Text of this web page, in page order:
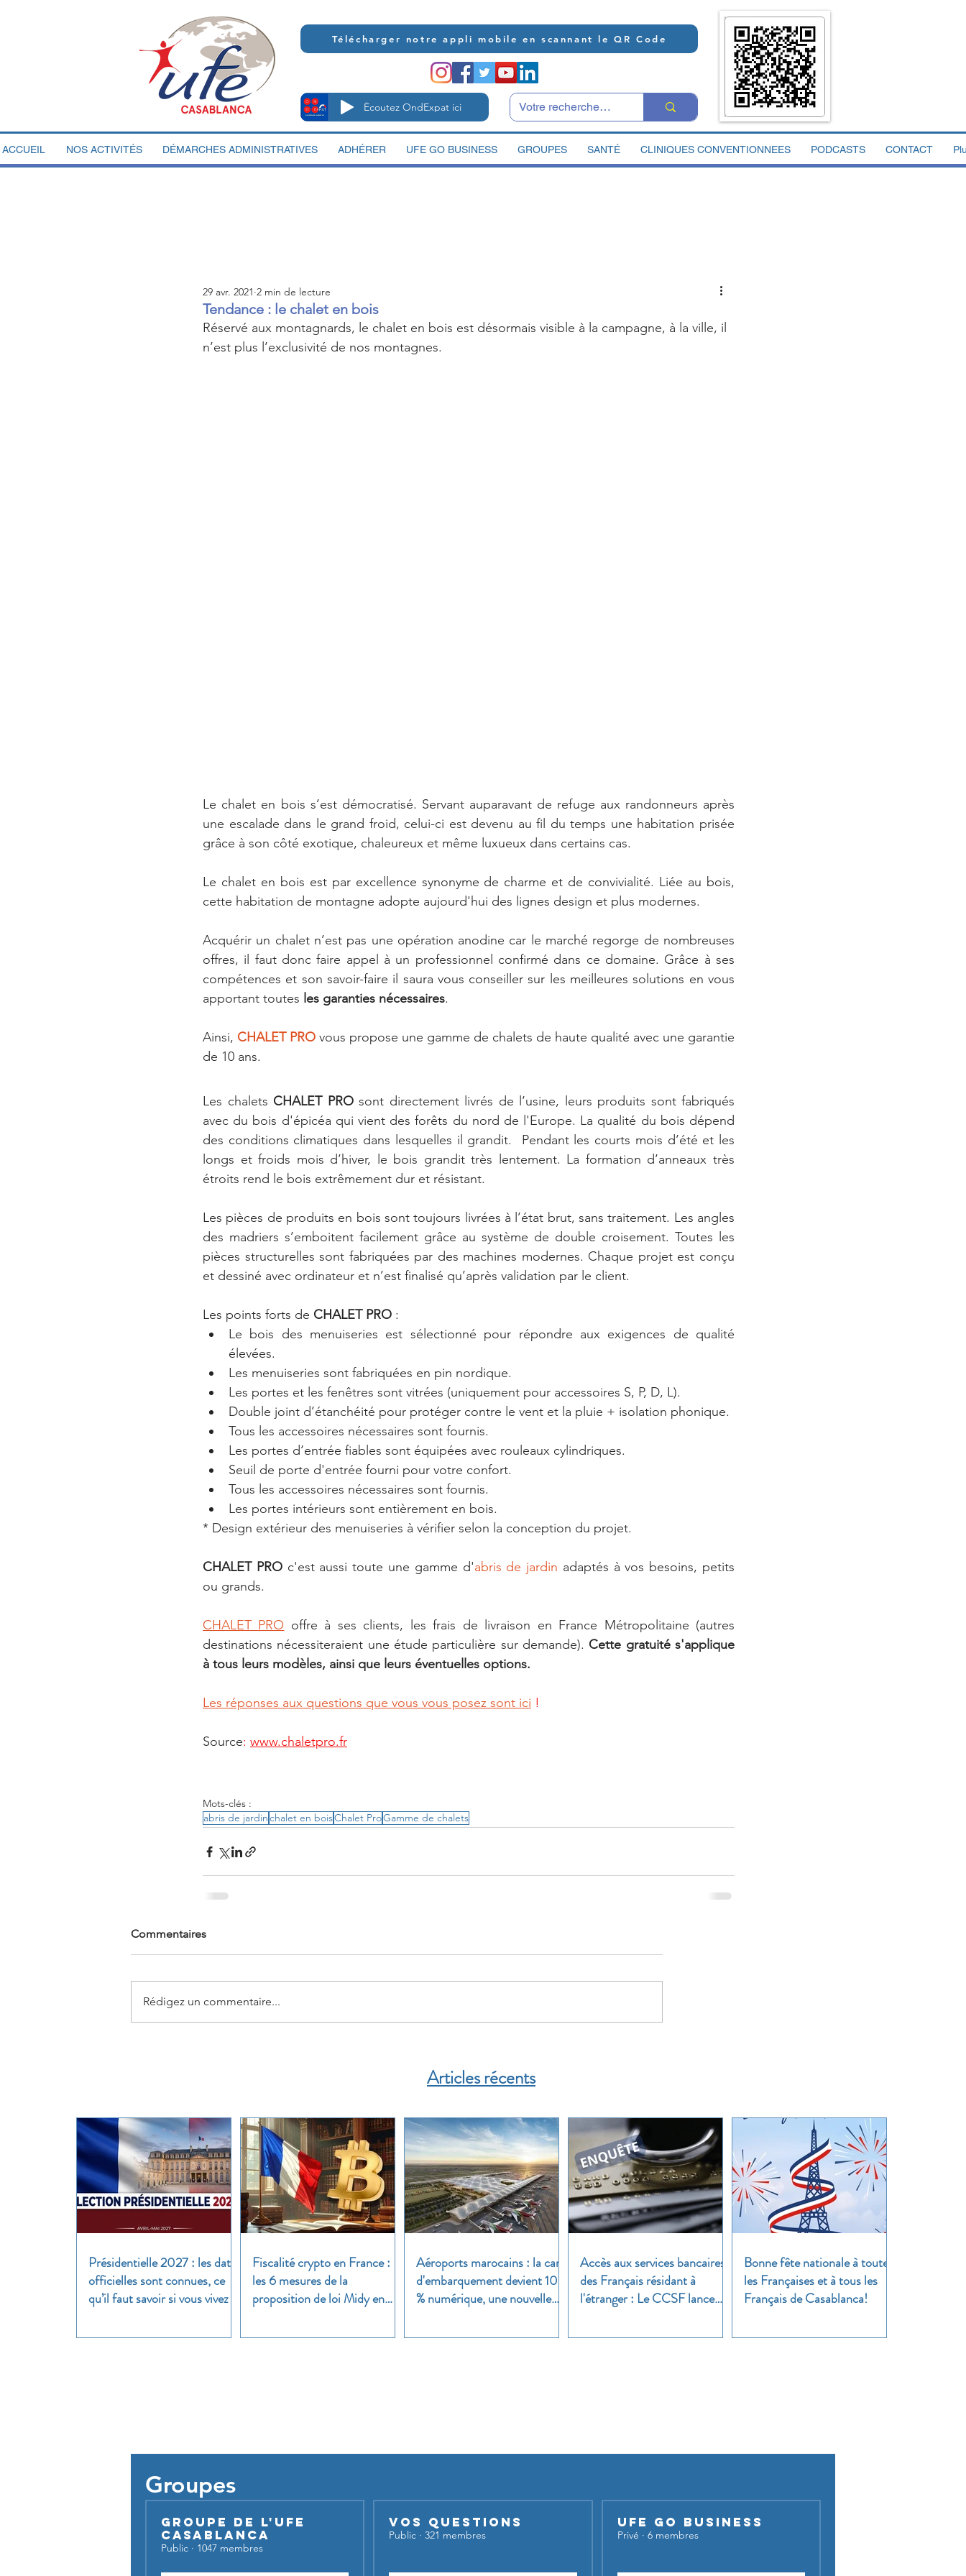
Télécharger notre appli mobile en scannant le QR Code
Écoutez OndExpat ici
ACCUEIL NOS ACTIVITÉS DÉMARCHES ADMINISTRATIVES ADHÉRER UFE GO BUSINESS GROUPES SANTÉ CLINIQUES CONVENTIONNEES PODCASTS CONTACT
Tendance : le chalet en bois
29 avr. 2021 2 min de lecture
Réservé aux montagnards, le chalet en bois est désormais visible à la campagne, à la ville, il
n’est plus l’exclusivité de nos montagnes.
Le chalet en bois s’est démocratisé. Servant auparavant de refuge aux randonneurs après
une escalade dans le grand froid, celui-ci est devenu au fil du temps une habitation prisée
grâce à son côté exotique, chaleureux et même luxueux dans certains cas.
Le chalet en bois est par excellence synonyme de charme et de convivialité. Liée au bois,
cette habitation de montagne adopte aujourd'hui des lignes design et plus modernes.
Acquérir un chalet n’est pas une opération anodine car le marché regorge de nombreuses
offres, il faut donc faire appel à un professionnel confirmé dans ce domaine. Grâce à ses
compétences et son savoir-faire il saura vous conseiller sur les meilleures solutions en vous
apportant toutes les garanties nécessaires.
Ainsi, CHALET PRO vous propose une gamme de chalets de haute qualité avec une garantie
de 10 ans.
Les chalets CHALET PRO sont directement livrés de l’usine, leurs produits sont fabriqués
avec du bois d'épicéa qui vient des forêts du nord de l'Europe. La qualité du bois dépend
des conditions climatiques dans lesquelles il grandit.  Pendant les courts mois d’été et les
longs et froids mois d’hiver, le bois grandit très lentement. La formation d’anneaux très
étroits rend le bois extrêmement dur et résistant.
Les pièces de produits en bois sont toujours livrées à l’état brut, sans traitement. Les angles
des madriers s’emboitent facilement grâce au système de double croisement. Toutes les
pièces structurelles sont fabriquées par des machines modernes. Chaque projet est conçu
et dessiné avec ordinateur et n’est finalisé qu’après validation par le client.
Les points forts de CHALET PRO :
Le bois des menuiseries est sélectionné pour répondre aux exigences de qualité
élevées.
Les menuiseries sont fabriquées en pin nordique.
Les portes et les fenêtres sont vitrées (uniquement pour accessoires S, P, D, L).
Double joint d’étanchéité pour protéger contre le vent et la pluie + isolation phonique.
Tous les accessoires nécessaires sont fournis.
Les portes d‘entrée fiables sont équipées avec rouleaux cylindriques.
Seuil de porte d'entrée fourni pour votre confort.
Tous les accessoires nécessaires sont fournis.
Les portes intérieurs sont entièrement en bois.
* Design extérieur des menuiseries à vérifier selon la conception du projet.
CHALET PRO c'est aussi toute une gamme d'abris de jardin adaptés à vos besoins, petits
ou grands.
CHALET PRO offre à ses clients, les frais de livraison en France Métropolitaine (autres
destinations nécessiteraient une étude particulière sur demande). Cette gratuité s'applique
à tous leurs modèles, ainsi que leurs éventuelles options.
Les réponses aux questions que vous vous posez sont ici !
Source: www.chaletpro.fr
Mots-clés :
abris de jardinchalet en boisChalet ProGamme de chalets
Commentaires
Rédigez un commentaire...
Articles récents
Présidentielle 2027 : les dates
officielles sont connues, ce
qu’il faut savoir si vous vivez à
Fiscalité crypto en France :
les 6 mesures de la
proposition de loi Midy en
Aéroports marocains : la carte
d'embarquement devient 100
% numérique, une nouvelle
du transport aérien
Accès aux services bancaires
des Français résidant à
l'étranger : Le CCSF lance
Bonne fête nationale à toutes
les Françaises et à tous les
Français de Casablanca!
Groupes
Groupe de l'UFE
Casablanca
Public · 1047 membres
Vos questions
Public · 321 membres
UFE GO BUSINESS
Privé · 6 membres